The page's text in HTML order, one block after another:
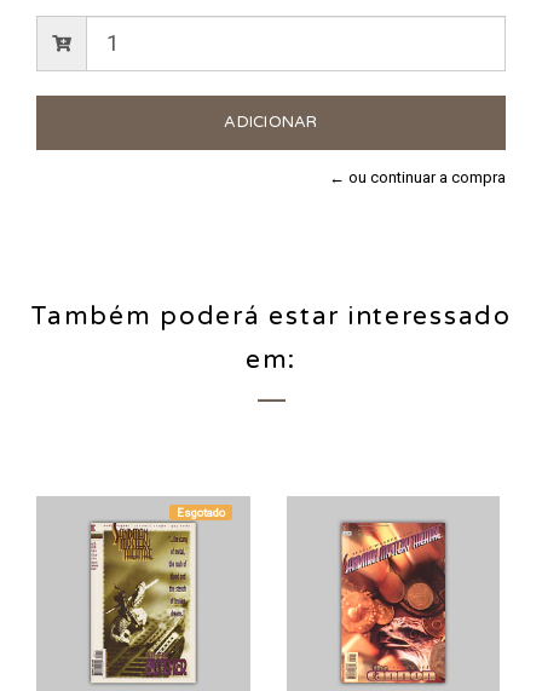
← ou continuar a compra
Também poderá estar interessado
em:
Esgotado